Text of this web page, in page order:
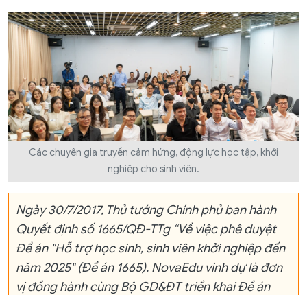
Các chuyên gia truyền cảm hứng, động lực học tập, khởi
nghiệp cho sinh viên.
Ngày 30/7/2017, Thủ tướng Chính phủ ban hành
Quyết định số 1665/QĐ-TTg “Về việc phê duyệt
Đề án "Hỗ trợ học sinh, sinh viên khởi nghiệp đến
năm 2025" (Đề án 1665). NovaEdu vinh dự là đơn
vị đồng hành cùng Bộ GD&ĐT triển khai Đề án